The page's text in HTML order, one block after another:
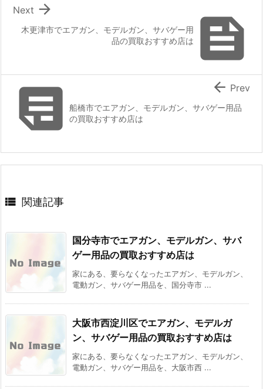

木更津市でエアガン、モデルガン、サバゲー用
品の買取おすすめ店は

Next
船橋市でエアガン、モデルガン、サバゲー用品
の買取おすすめ店は
 Prev
 関連記事
国分寺市でエアガン、モデルガン、サバ
ゲー用品の買取おすすめ店は
家にある、要らなくなったエアガン、モデルガン、
電動ガン、サバゲー用品を、国分寺市 ...
大阪市西淀川区でエアガン、モデルガ
ン、サバゲー用品の買取おすすめ店は
家にある、要らなくなったエアガン、モデルガン、
電動ガン、サバゲー用品を、大阪市西 ...